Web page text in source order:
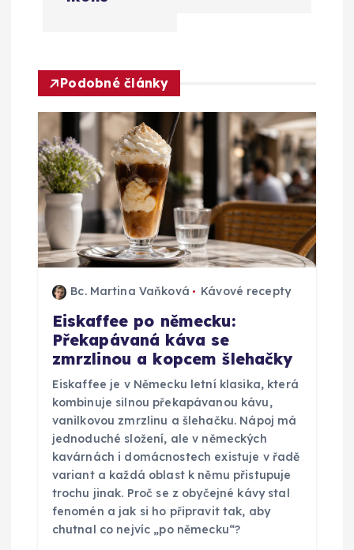
c
e
p
r
o
p
Podobné články
Bc. Martina Vaňková Kávové recepty
Eiskaffee po německu:
Překapávaná káva se
zmrzlinou a kopcem šlehačky
Eiskaffee je v Německu letní klasika, která
kombinuje silnou překapávanou kávu,
vanilkovou zmrzlinu a šlehačku. Nápoj má
jednoduché složení, ale v německých
kavárnách i domácnostech existuje v řadě
variant a každá oblast k němu přistupuje
trochu jinak. Proč se z obyčejné kávy stal
fenomén a jak si ho připravit tak, aby
chutnal co nejvíc „po německu“?